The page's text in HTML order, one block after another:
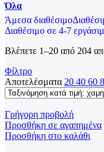
Όλα
Άμεσα διαθέσιμο
Διαθέσιμο σε 4-7
Βλέπετε 1–20 από 204
Φίλτρο
Αποτελέσματα 20 40 60
Γρήγορη προβολή
Προσθήκη σε αγαπημένα
Προσθήκη στο καλάθι